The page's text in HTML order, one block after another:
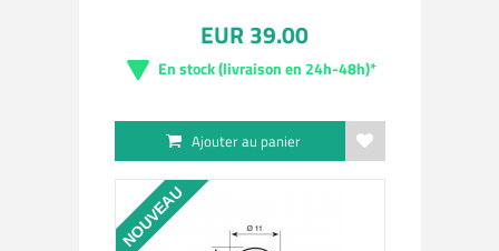
EUR 39.00
En stock (livraison en 24h-48h)*
Ajouter au panier
NOUVEAU